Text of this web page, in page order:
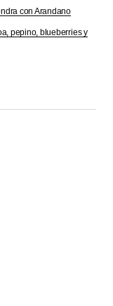
con Arandano
pepino, blueberries y